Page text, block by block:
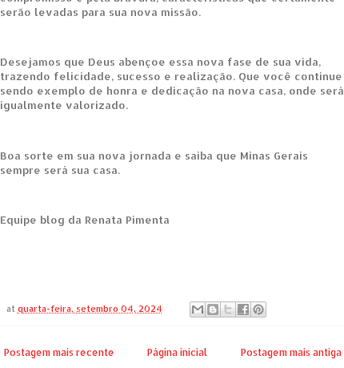
serão levadas para sua nova missão.
Desejamos que Deus abençoe essa nova fase de sua vida,
trazendo felicidade, sucesso e realização. Que você continue
sendo exemplo de honra e dedicação na nova casa, onde será
igualmente valorizado.
Boa sorte em sua nova jornada e saiba que Minas Gerais
sempre será sua casa.
Equipe blog da Renata Pimenta
at quarta-feira, setembro 04, 2024
Postagem mais recente Postagem mais antiga
Página inicial